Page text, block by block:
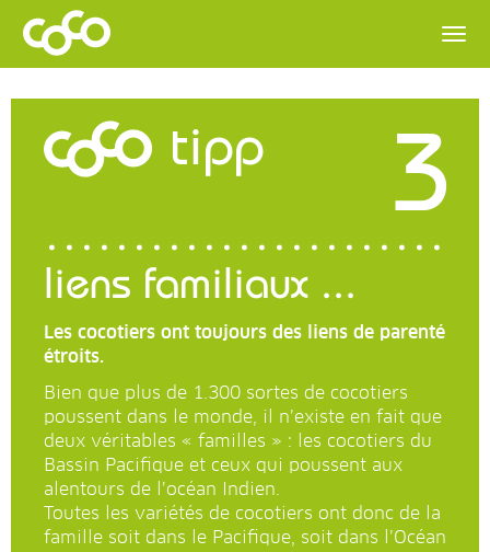
tipp 3
liens familiaux ...
Les cocotiers ont toujours des liens de parenté
étroits.
Bien que plus de 1.300 sortes de cocotiers
poussent dans le monde, il n’existe en fait que
deux véritables « familles » : les cocotiers du
Bassin Pacifique et ceux qui poussent aux
alentours de l’océan Indien.
Toutes les variétés de cocotiers ont donc de la
famille soit dans le Pacifique, soit dans l’Océan